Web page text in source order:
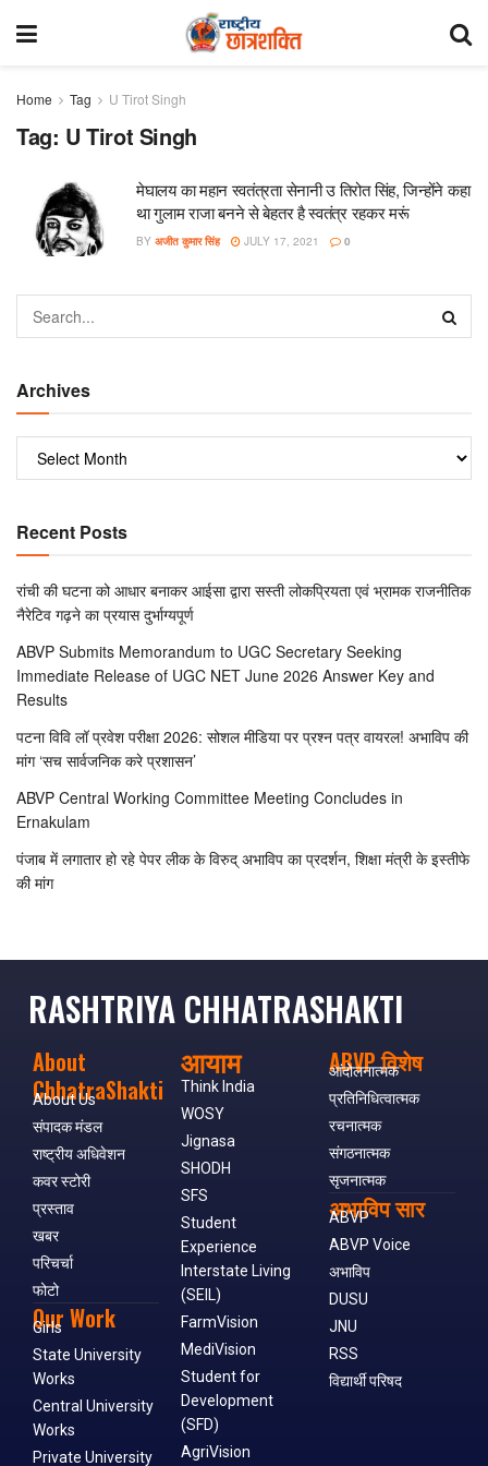
Home Tag U Tirot Singh
Tag: U Tirot Singh
मेघालय का महान स्वतंत्रता सेनानी उ तिरोत सिंह, जिन्होंने कहा
था गुलाम राजा बनने से बेहतर है स्वतंत्र रहकर मरूं
BY अजीत कुमार सिंह JULY 17, 2021 0
Archives
Recent Posts
रांची की घटना को आधार बनाकर आईसा द्वारा सस्ती लोकप्रियता एवं भ्रामक राजनीतिक
नैरेटिव गढ़ने का प्रयास दुर्भाग्यपूर्ण
ABVP Submits Memorandum to UGC Secretary Seeking
Immediate Release of UGC NET June 2026 Answer Key and
Results
पटना विवि लॉ प्रवेश परीक्षा 2026: सोशल मीडिया पर प्रश्न पत्र वायरल! अभाविप की
मांग ‘सच सार्वजनिक करे प्रशासन’
ABVP Central Working Committee Meeting Concludes in
Ernakulam
पंजाब में लगातार हो रहे पेपर लीक के विरुद् अभाविप का प्रदर्शन, शिक्षा मंत्री के इस्तीफे
की मांग
RASHTRIYA CHHATRASHAKTI
About
ChhatraShakti
About Us
संपादक मंडल
राष्ट्रीय अधिवेशन
कवर स्टोरी
प्रस्ताव
खबर
परिचर्चा
फोटो
Our Work
Girls
State University
Works
Central University
Works
Private University
आयाम
Think India
WOSY
Jignasa
SHODH
SFS
Student
Experience
Interstate Living
(SEIL)
FarmVision
MediVision
Student for
Development
(SFD)
AgriVision
ABVP विशेष
आंदोलनात्मक
प्रतिनिधित्वात्मक
रचनात्मक
संगठनात्मक
सृजनात्मक
अभाविप सार
ABVP
ABVP Voice
अभाविप
DUSU
JNU
RSS
विद्यार्थी परिषद